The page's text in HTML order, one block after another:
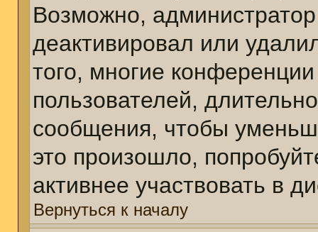
Возможно,
деактивировал или
того, многие
пользователей,
сообщения, чтобы
это произошло,
активнее участвовать в
Вернуться к началу